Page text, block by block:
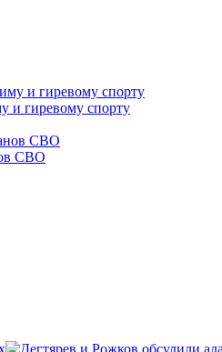
и гиревому спорту
СВО